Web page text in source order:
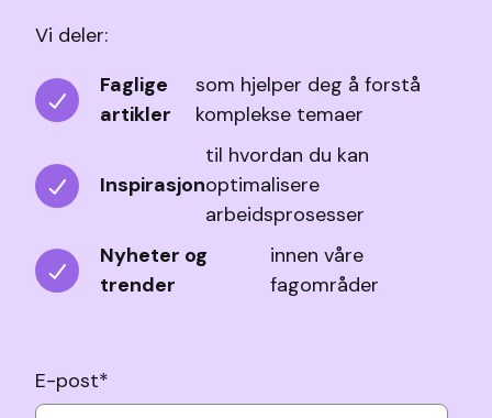
Vi deler:
Faglige
artikler
som hjelper deg å forstå
komplekse temaer
Inspirasjon
til hvordan du kan
optimalisere
arbeidsprosesser
Nyheter og
trender
innen våre
fagområder
E-post*